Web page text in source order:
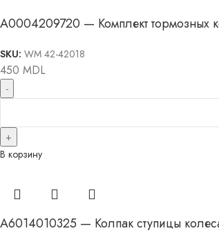
A0004209720 — Комплект тормозных
SKU: WM 42-42018
450 MDL
В корзину
A6014010325 — Колпак ступицы